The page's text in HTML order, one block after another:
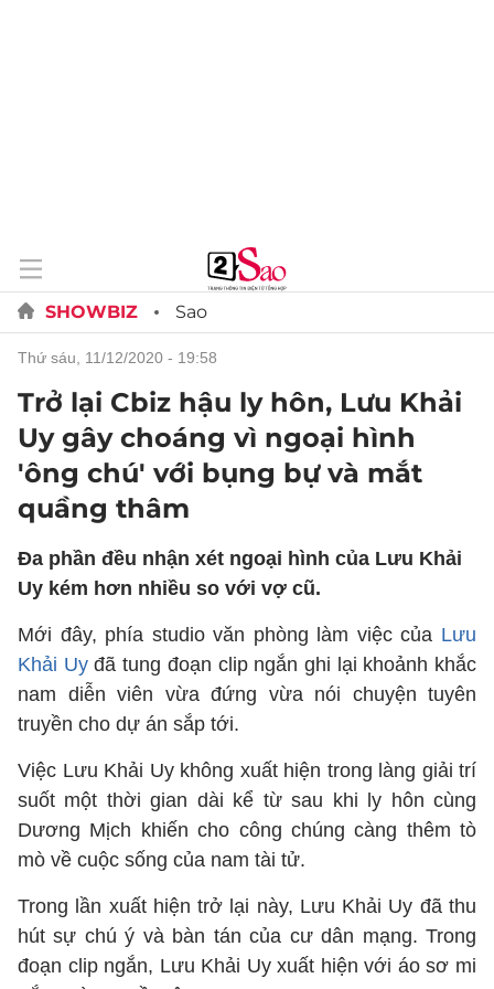
SHOWBIZ Sao
thứ sáu, 11/12/2020 - 19:58
Trở lại Cbiz hậu ly hôn, Lưu Khải
Uy gây choáng vì ngoại hình
'ông chú' với bụng bự và mắt
quầng thâm
Đa phần đều nhận xét ngoại hình của Lưu Khải
Uy kém hơn nhiều so với vợ cũ.
Mới đây, phía studio văn phòng làm việc của Lưu
Khải Uyđã tung đoạn clip ngắn ghi lại khoảnh khắc
nam diễn viên vừa đứng vừa nói chuyện tuyên
truyền cho dự án sắp tới.
Việc Lưu Khải Uy không xuất hiện trong làng giải trí
suốt một thời gian dài kể từ sau khi ly hôn cùng
Dương Mịch khiến cho công chúng càng thêm tò
mò về cuộc sống của nam tài tử.
Trong lần xuất hiện trở lại này, Lưu Khải Uy đã thu
hút sự chú ý và bàn tán của cư dân mạng. Trong
đoạn clip ngắn, Lưu Khải Uy xuất hiện với áo sơ mi